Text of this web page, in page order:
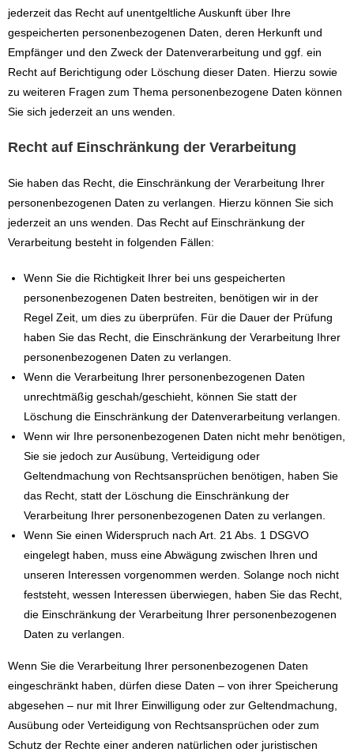
jederzeit das Recht auf unentgeltliche Auskunft über Ihre
gespeicherten personenbezogenen Daten, deren Herkunft und
Empfänger und den Zweck der Datenverarbeitung und ggf. ein
Recht auf Berichtigung oder Löschung dieser Daten. Hierzu sowie
zu weiteren Fragen zum Thema personenbezogene Daten können
Sie sich jederzeit an uns wenden.
Recht auf Einschränkung der Verarbeitung
Sie haben das Recht, die Einschränkung der Verarbeitung Ihrer
personenbezogenen Daten zu verlangen. Hierzu können Sie sich
jederzeit an uns wenden. Das Recht auf Einschränkung der
Verarbeitung besteht in folgenden Fällen:
Wenn Sie die Richtigkeit Ihrer bei uns gespeicherten
personenbezogenen Daten bestreiten, benötigen wir in der
Regel Zeit, um dies zu überprüfen. Für die Dauer der Prüfung
haben Sie das Recht, die Einschränkung der Verarbeitung Ihrer
personenbezogenen Daten zu verlangen.
Wenn die Verarbeitung Ihrer personenbezogenen Daten
unrechtmäßig geschah/geschieht, können Sie statt der
Löschung die Einschränkung der Datenverarbeitung verlangen.
Wenn wir Ihre personenbezogenen Daten nicht mehr benötigen,
Sie sie jedoch zur Ausübung, Verteidigung oder
Geltendmachung von Rechtsansprüchen benötigen, haben Sie
das Recht, statt der Löschung die Einschränkung der
Verarbeitung Ihrer personenbezogenen Daten zu verlangen.
Wenn Sie einen Widerspruch nach Art. 21 Abs. 1 DSGVO
eingelegt haben, muss eine Abwägung zwischen Ihren und
unseren Interessen vorgenommen werden. Solange noch nicht
feststeht, wessen Interessen überwiegen, haben Sie das Recht,
die Einschränkung der Verarbeitung Ihrer personenbezogenen
Daten zu verlangen.
Wenn Sie die Verarbeitung Ihrer personenbezogenen Daten
eingeschränkt haben, dürfen diese Daten – von ihrer Speicherung
abgesehen – nur mit Ihrer Einwilligung oder zur Geltendmachung,
Ausübung oder Verteidigung von Rechtsansprüchen oder zum
Schutz der Rechte einer anderen natürlichen oder juristischen